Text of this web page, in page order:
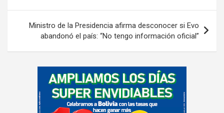
entradas
Ministro de la Presidencia afirma desconocer si Evo
abandonó el país: “No tengo información oficial”